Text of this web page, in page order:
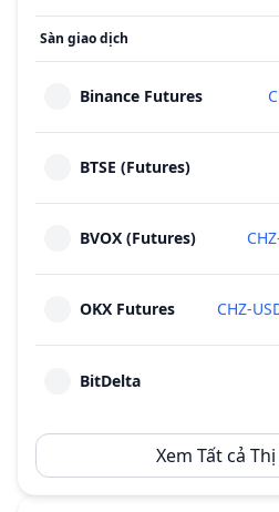
Sàn giao dịch
Binance Futures
BTSE (Futures)
BVOX (Futures)
OKX Futures CHZ-
BitDelta
Xem Tất cả